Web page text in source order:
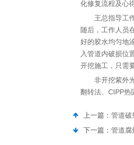
化修复流程及心
王总指导工
随后，工作人员
好的胶水均匀地
入管道内破损位
开挖施工，只需
非开挖紫外
翻转法、CIPP热
上一篇： 管道破
下一篇： 管道腐